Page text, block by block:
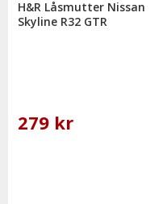
H&R Låsmutter Nissan
Skyline R32 GTR
279 kr